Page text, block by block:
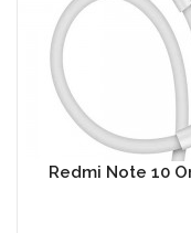
Redmi Note 10